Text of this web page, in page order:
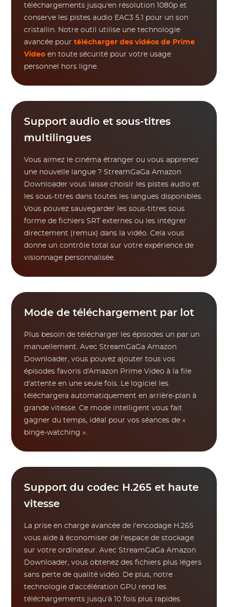
téléchargements jusqu'en résolution 1080p et
conserve les pistes audio EAC3 5.1 pour un son
cristallin. Notre outil utilise une technologie
avancée pourtélécharger des vidéos de Prime
Video en toute sécurité pour votre usage
personnel hors ligne.
Support audio et sous-titres
multilingues
Vous aimez le cinéma étranger ou vous apprenez
une nouvelle langue ? StreamGaGa Amazon
Downloader vous laisse choisir les pistes audio et
les sous-titres dans toutes les langues disponibles.
Vous pouvez sauvegarder les sous-titres sous
forme de fichiers SRT externes ou les intégrer
directement (remux) dans la vidéo. Cela vous
donne un contrôle total sur votre expérience de
visionnage personnalisée.
Mode de téléchargement par lot
Plus besoin de télécharger les épisodes un par un
manuellement. Avec StreamGaGa Amazon
Downloader, vous pouvez ajouter tous vos
épisodes favoris d'Amazon Prime Video à la file
d'attente en une seule fois. Le logiciel les
téléchargera automatiquement en arrière-plan à
grande vitesse. Ce mode intelligent vous fait
gagner du temps, idéal pour vos séances de «
binge-watching ».
Support du codec H.265 et haute
vitesse
La prise en charge avancée de l'encodage H.265
vous aide à économiser de l'espace de stockage
sur votre ordinateur. Avec StreamGaGa Amazon
Downloader, vous obtenez des fichiers plus légers
sans perte de qualité vidéo. De plus, notre
technologie d'accélération GPU rend les
téléchargements jusqu'à 10 fois plus rapides.